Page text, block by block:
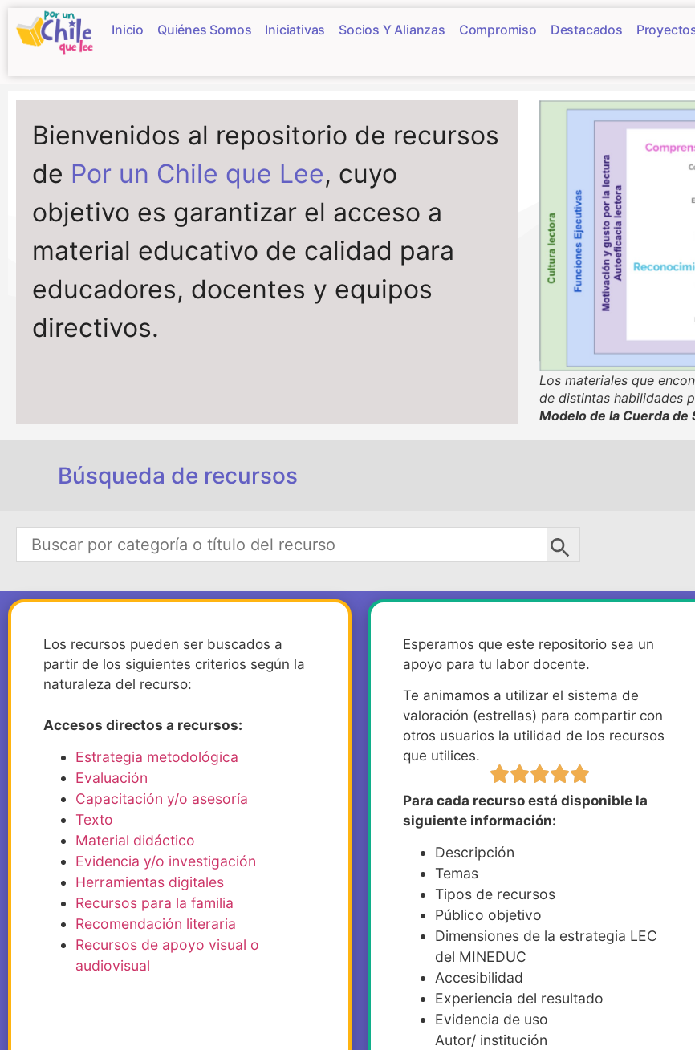
Inicio Quiénes Somos Iniciativas Socios Y Alianzas Compromiso Destacados
Bienvenidos al repositorio de recursos
de Por un Chile que Lee, cuyo
objetivo es garantizar el acceso a
material educativo de calidad para
educadores, docentes y equipos
directivos.
Los materiales que
de distintas habilidades
Modelo de la Cuerda de
Búsqueda de recursos
Los recursos pueden ser buscados a
partir de los siguientes criterios según la
naturaleza del recurso:
Accesos directos a recursos:
Estrategia metodológica
Evaluación
Capacitación y/o asesoría
Texto
Material didáctico
Evidencia y/o investigación
Herramientas digitales
Recursos para la familia
Recomendación literaria
Recursos de apoyo visual o
audiovisual
Esperamos que este repositorio sea un
apoyo para tu labor docente.
Te animamos a utilizar el sistema de
valoración (estrellas) para compartir con
otros usuarios la utilidad de los recursos
que utilices.
Para cada recurso está disponible la
siguiente información:
Descripción
Temas
Tipos de recursos
Público objetivo
Dimensiones de la estrategia LEC
del MINEDUC
Accesibilidad
Experiencia del resultado
Evidencia de uso
Autor/ institución